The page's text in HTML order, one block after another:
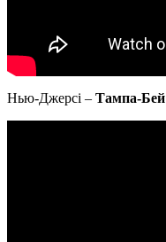
Нью-Джерсі – Тампа-Бей